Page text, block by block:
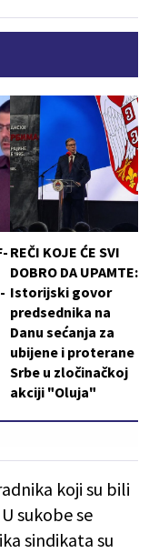
REČI KOJE ĆE SVI
DOBRO DA UPAMTE:
Istorijski govor
predsednika na
Danu sećanja za
ubijene i proterane
Srbe u zločinačkoj
akciji "Oluja"
koji su bili
sukobe se
sindikata su